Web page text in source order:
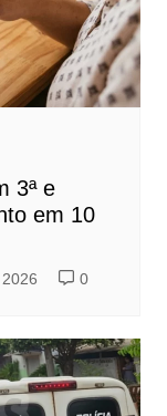
3ª e
em 10
0